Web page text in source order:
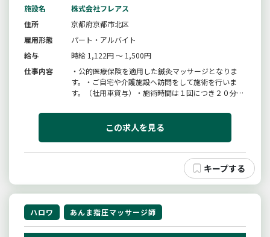
施設名
株式会社フレアス
住所
京都府京都市北区
雇用形態
パート・アルバイト
給与
時給 1,122円 ～ 1,500円
仕事内容
・公的医療保険を適用した鍼灸マッサージとなりま
す。・ご自宅や介護施設へ訪問をして施術を行いま
す。（社用車貸与）・施術時間は１回につき２０分、
初任者研修実施、基礎知識を学ぶ事ができます。・難
病や慢性疾患の利用者様が多く、急性期疾患の利用者
この求人を見る
ハロワ あんま指圧マッサージ師